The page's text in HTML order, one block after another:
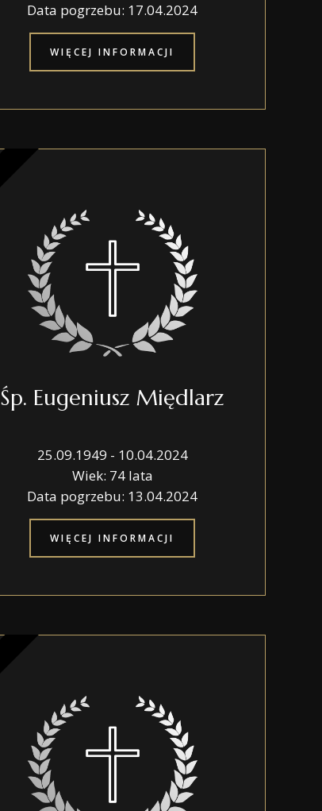
Data pogrzebu: 17.04.2024
WIĘCEJ INFORMACJI
Śp. Eugeniusz Międlarz
25.09.1949 - 10.04.2024
Wiek: 74 lata
Data pogrzebu: 13.04.2024
WIĘCEJ INFORMACJI